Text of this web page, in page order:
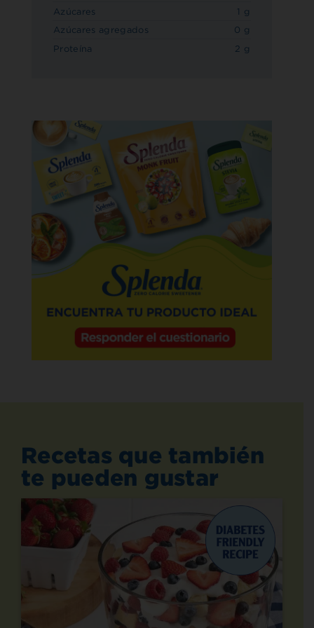
Azúcares
1 g
Azúcares agregados
0 g
Proteína
2 g
Recetas que también
te pueden gustar